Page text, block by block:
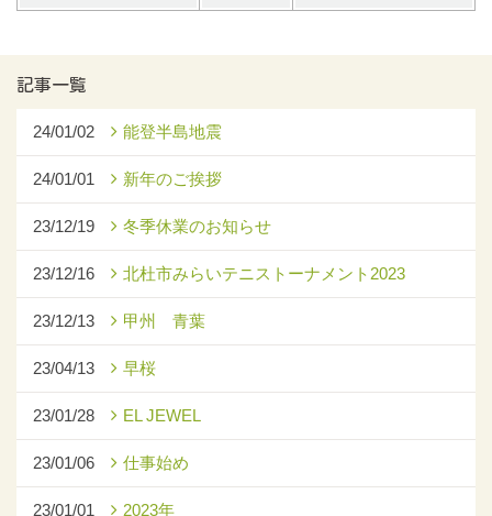
記事一覧
24/01/02 能登半島地震
24/01/01 新年のご挨拶
23/12/19 冬季休業のお知らせ
23/12/16 北杜市みらいテニストーナメント2023
23/12/13 甲州 青葉
23/04/13 早桜
23/01/28 EL JEWEL
23/01/06 仕事始め
23/01/01 2023年